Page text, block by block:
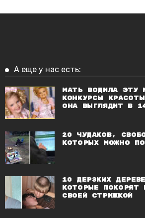
А еще у нас есть:
Мать водила эту
конкурсы
она выглядит в
20 чудаков,
которых можно
10 дерзких
которые покорят
своей стрижкой